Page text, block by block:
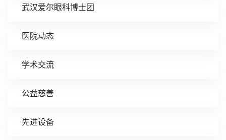
武汉爱尔眼科博士团
医院动态
学术交流
公益慈善
先进设备